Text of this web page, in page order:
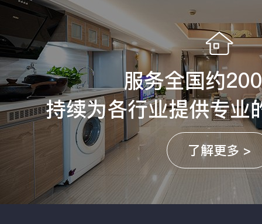
服务全国约
持续为各行业提供专业
了解更多 >